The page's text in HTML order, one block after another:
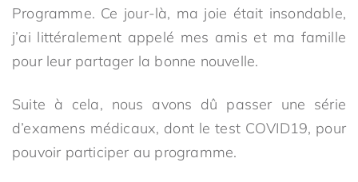
Programme. Ce jour-là, ma joie était insondable,
j’ai littéralement appelé mes amis et ma famille
pour leur partager la bonne nouvelle.
Suite à cela, nous avons dû passer une série
d’examens médicaux, dont le test COVID19, pour
pouvoir participer au programme.